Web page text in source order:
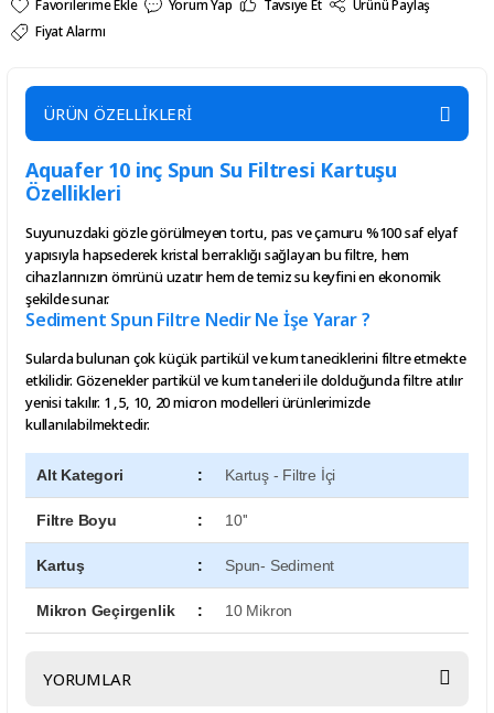
Yorum Yap Tavsiye Et
Ürünü Paylaş
Fiyat Alarmı
ÜRÜN ÖZELLİKLERİ
Aquafer 10 inç Spun Su Filtresi Kartuşu
Özellikleri
Suyunuzdaki gözle görülmeyen tortu, pas ve çamuru %100 saf elyaf
yapısıyla hapsederek kristal berraklığı sağlayan bu filtre, hem
cihazlarınızın ömrünü uzatır hem de temiz su keyfini en ekonomik
şekilde sunar.
Sediment Spun Filtre Nedir Ne İşe Yarar ?
Sularda bulunan çok küçük partikül ve kum taneciklerini filtre etmekte
etkilidir. Gözenekler partikül ve kum taneleri ile dolduğunda filtre atılır
yenisi takılır. 1 ,5, 10, 20 micron modelleri ürünlerimizde
kullanılabilmektedir.
Alt Kategori : Kartuş - Filtre İçi
Filtre Boyu : 10''
Kartuş : Spun- Sediment
Mikron Geçirgenlik : 10 Mikron
YORUMLAR